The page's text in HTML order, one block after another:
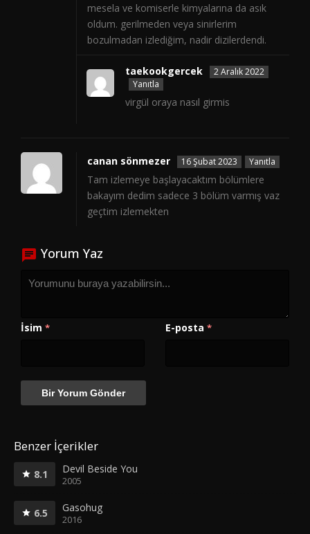
mesela ve komiserle kimyalarına da asık
oldum. gerilmeden veya sinirlerim
bozulmadan izlediğim, nadir dizilerdendi.
taekookgercek
2 Aralık 2022
Yanıtla
virgül oraya nasıl girmis
canan sönmezer 16 Şubat 2023 Yanıtla
Tam izlemeye başlayacaktım bölümlere
bakayım dedim sadece 3 bölüm varmış vaz
geçtim izlemekten
Yorum Yaz
İsim * E-posta *
Benzer İçerikler
8.1 Devil Beside You
2005
6.5 Gasohug
2016